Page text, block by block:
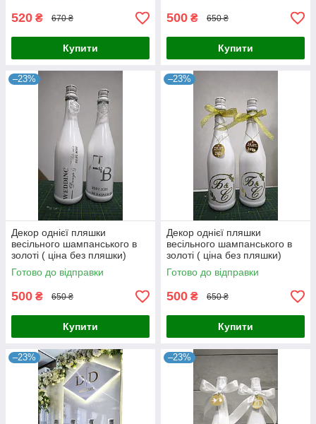
520 ₴ 670 ₴
Купити
500 ₴ 650 ₴
Купити
–23%
Декор однієї пляшки
весільного шампанського в
золоті ( ціна без пляшки)
передоплата
Готово до відправки
500 ₴ 650 ₴
Купити
–23%
Декор однієї пляшки
весільного шампанського в
золоті ( ціна без пляшки)
передоплата
Готово до відправки
500 ₴ 650 ₴
Купити
–23% –23%